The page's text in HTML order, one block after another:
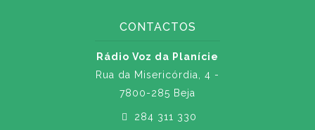
CONTACTOS
Rádio Voz da Planície
Rua da Misericórdia, 4 -
7800-285 Beja
284 311 330